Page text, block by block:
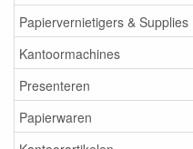
Papiervernietigers & Supplies
Kantoormachines
Presenteren
Papierwaren